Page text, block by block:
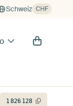
Schweiz CHF
1 826 128